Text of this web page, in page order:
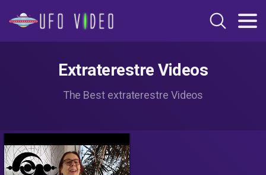
Extraterestre Videos
The Best extraterestre Videos